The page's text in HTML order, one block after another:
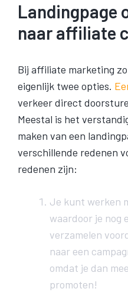
Landingpage
naar affiliate
Bij affiliate marketing
eigenlijk twee opties.
verkeer direct
Meestal is het
maken van een
verschillende redenen
redenen zijn:
Je kunt werken
waardoor je nog
verzamelen
naar een
omdat je dan
promoten!